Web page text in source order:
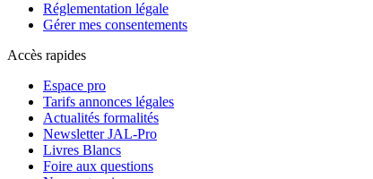
Réglementation légale
Gérer mes consentements
Accès rapides
Espace pro
Tarifs annonces légales
Actualités formalités
Newsletter JAL-Pro
Livres Blancs
Foire aux questions